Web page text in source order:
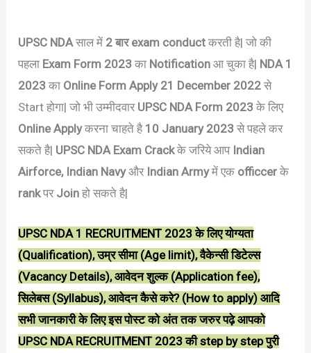
UPSC NDA साल में 2 बार exam conduct करती है| जो की
पहला Exam Form 2023 का Notificationआ चुका है| NDA 1
2023का Online Form Apply 21 December 2022 से
Start होगा| जो भी उम्मीदवारUPSC NDA Form 2023 के लिए
Online Applyकरना चाहते है10 January 2023से पहले कर
सकते है| UPSC NDA Exam Crackके जरिये आप Indian
Airforce, Indian Navyऔर Indian Armyमें एक officcerके
rankपर Joinहो सकते है|
UPSC NDA 1 RECRUITMENT 2023 के लिए योग्यता
(Qualification), उम्र सीमा (Age limit), वैकेन्सी डिटेल्स
(Vacancy Details), आवेदन शुल्क (Application fee),
सिलेबस (Syllabus), आवेदन कैसे करे? (How to apply) आदि
सभी जानकारी के लिए इस पोस्ट को अंत तक जरुर पढ़े आपको
UPSC NDA RECRUITMENT 2023 की step by step पुरी